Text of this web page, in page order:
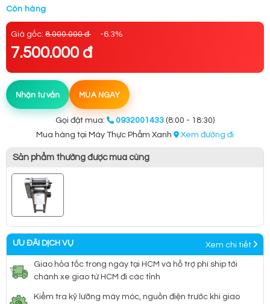
Còn hàng
Giá gốc: 8.000.000 đ -6.3%
7.500.000 đ
Nhận tư vấn MUA NGAY
Gọi đặt mua: 0932001433 (8:00 - 18:30)
Mua hàng tại Máy Thực Phẩm Xanh
Xem đường đi
Sản phẩm thường được mua cùng
ƯU ĐÃI DỊCH VỤ Xem chi tiết
Giao hỏa tốc trong ngày tại HCM và hỗ trợ phí ship tới
chành xe giao từ HCM đi các tỉnh
Kiểm tra kỹ lưỡng máy móc, nguồn điện trước khi giao